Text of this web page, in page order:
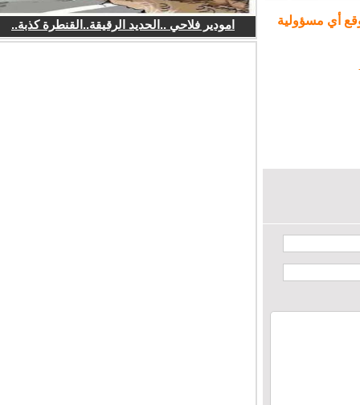
أي مسؤولية امودير فلاحي ..الحديد الرقيقة..القنطرة كذبة..